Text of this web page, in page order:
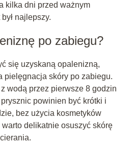
kilka dni przed ważnym
najlepszy.
po zabiegu?
się uzyskaną opalenizną,
pielęgnacja skóry po zabiegu.
wodą przez pierwsze 8 godzin
powinien być krótki i
bez użycia kosmetyków
delikatnie osuszyć skórę